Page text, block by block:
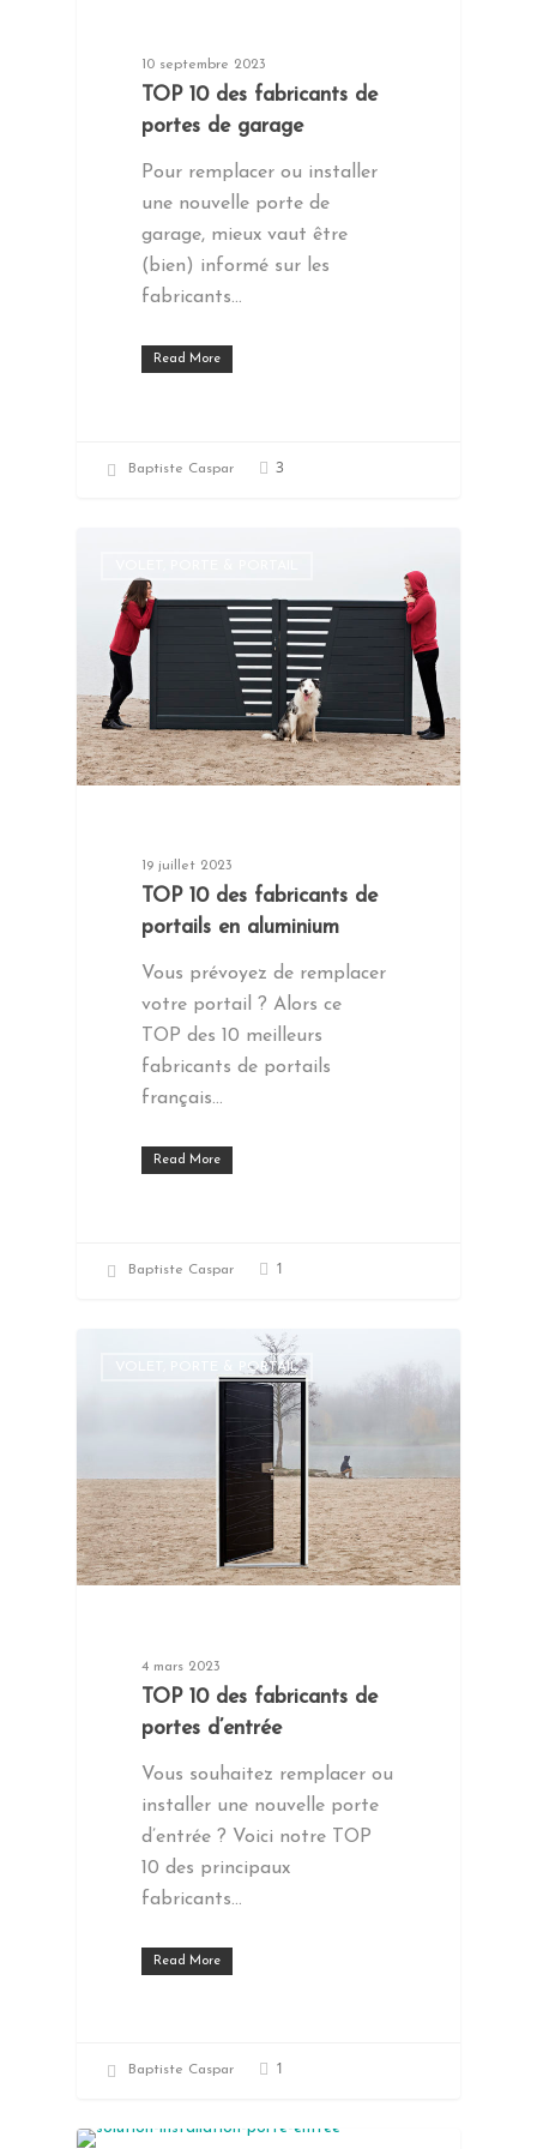
10 septembre 2023
TOP 10 des fabricants de
portes de garage
Pour remplacer ou installer
une nouvelle porte de
garage, mieux vaut être
(bien) informé sur les
fabricants…
Read More
Baptiste Caspar 3
19 juillet 2023
TOP 10 des fabricants de
portails en aluminium
Vous prévoyez de remplacer
votre portail ? Alors ce
TOP des 10 meilleurs
fabricants de portails
français…
Read More
Baptiste Caspar 1
VOLET, PORTE & PORTAIL
4 mars 2023
TOP 10 des fabricants de
portes d’entrée
Vous souhaitez remplacer ou
installer une nouvelle porte
d’entrée ? Voici notre TOP
10 des principaux
fabricants…
Read More
Baptiste Caspar 1